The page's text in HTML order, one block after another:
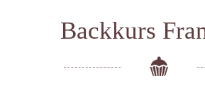
Backkurs